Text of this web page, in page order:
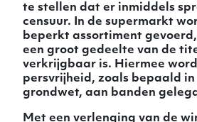
te stellen dat er inmiddels
censuur. In de supermarkt
beperkt assortiment
een groot gedeelte van de
verkrijgbaar is. Hiermee
persvrijheid, zoals bepaald
grondwet, aan banden
Met een verlenging van de